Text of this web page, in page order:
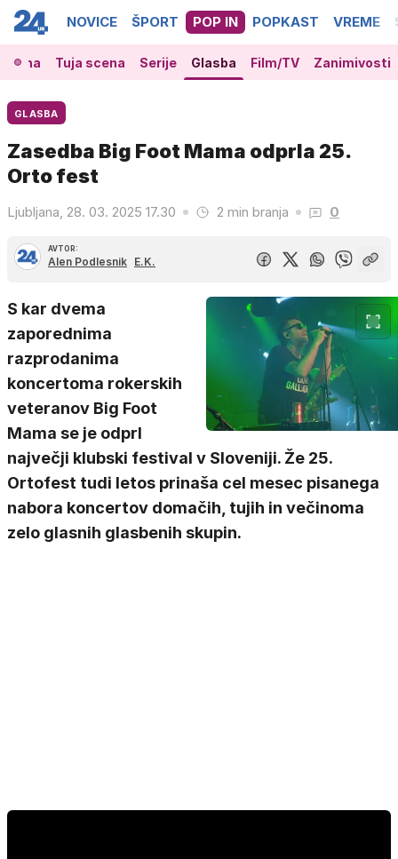
NOVICE ŠPORT POP IN POPKAST VREME
Tuja scena Serije Glasba Film/TV Zanimivosti
GLASBA
Zasedba Big Foot Mama odprla 25.
Orto fest
Ljubljana, 28. 03. 2025 17.30 2 min branja 0
AVTOR:
Alen Podlesnik E.K.
S kar dvema
zaporednima
razprodanima
koncertoma rokerskih
veteranov Big Foot
Mama se je odprl
največji klubski festival v Sloveniji. Že 25.
Ortofest tudi letos prinaša cel mesec pisanega
nabora koncertov domačih, tujih in večinoma
zelo glasnih glasbenih skupin.